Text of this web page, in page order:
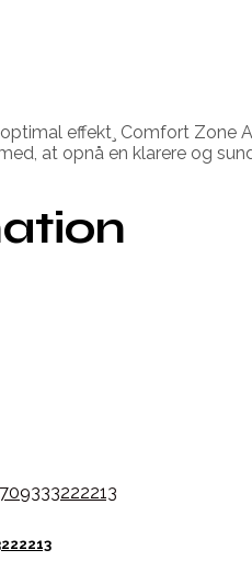
effekt¸ Comfort Zone
at opnå en klarere og